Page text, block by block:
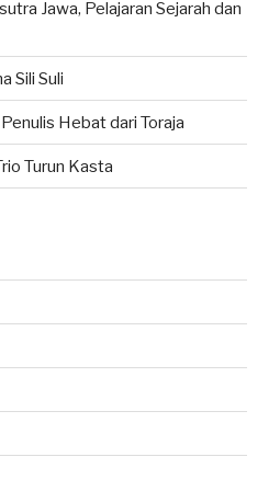
Jawa, Pelajaran Sejarah dan
Sili Suli
Hebat dari Toraja
Turun Kasta